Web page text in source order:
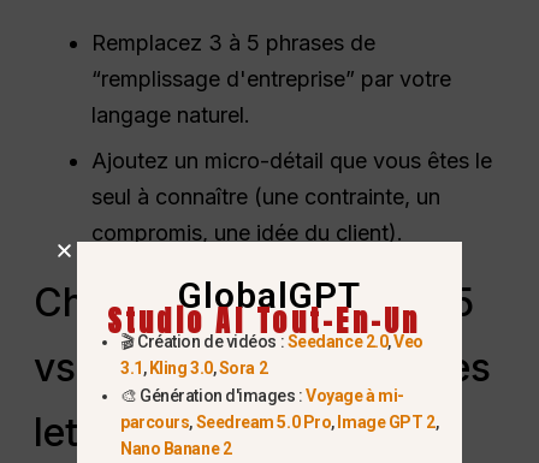
Remplacez 3 à 5 phrases de
“remplissage d'entreprise” par votre
langage naturel.
Ajoutez un micro-détail que vous êtes le
seul à connaître (une contrainte, un
compromis, une idée du client).
ChatGPT vs. Claude 4.5
vs. Gemini 3 Pro pour les
lettres de motivation
GlobalGPT
Studio AI Tout-En-Un
🎬 Création de vidéos :Seedance 2.0,Veo
3.1, Kling 3.0,Sora 2
🎨 Génération d'images :Voyage à mi-
parcours,Seedream 5.0 Pro, Image GPT 2,
Nano Banane 2